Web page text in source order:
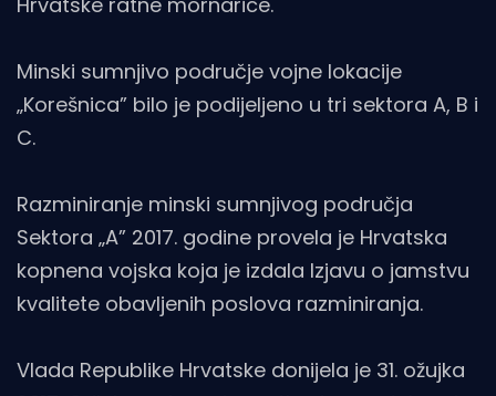
Minski sumnjivo područje vojne lokacije
„Korešnica” bilo je podijeljeno u tri sektora A, B i
C.
Razminiranje minski sumnjivog područja
Sektora „A” 2017. godine provela je Hrvatska
kopnena vojska koja je izdala Izjavu o jamstvu
kvalitete obavljenih poslova razminiranja.
Vlada Republike Hrvatske donijela je 31. ožujka